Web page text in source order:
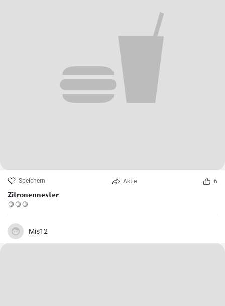
Speichern Aktie 6
Zitronennester
🍋🍋🍋
Mis12